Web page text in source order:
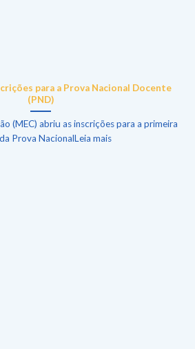
para a Prova Nacional Docente
(PND)
(MEC) abriu as inscrições para a primeira
Prova NacionalLeia mais